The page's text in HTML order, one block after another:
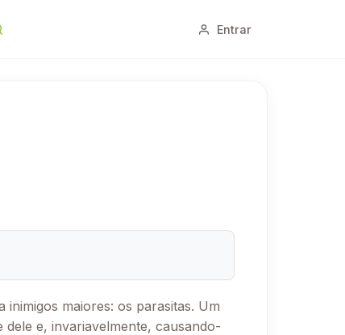
Entrar
maiores: os parasitas. Um
e, invariavelmente, causando-